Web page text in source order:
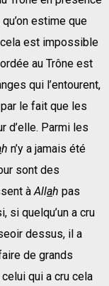
estime que
est impossible
au Trône est
qui l’entourent,
le fait que les
d’elle. Parmi les
h n’y a jamais été
sont des
àAllah pas
si quelqu’un a cru
dessus, il a
de grands
qui a cru cela